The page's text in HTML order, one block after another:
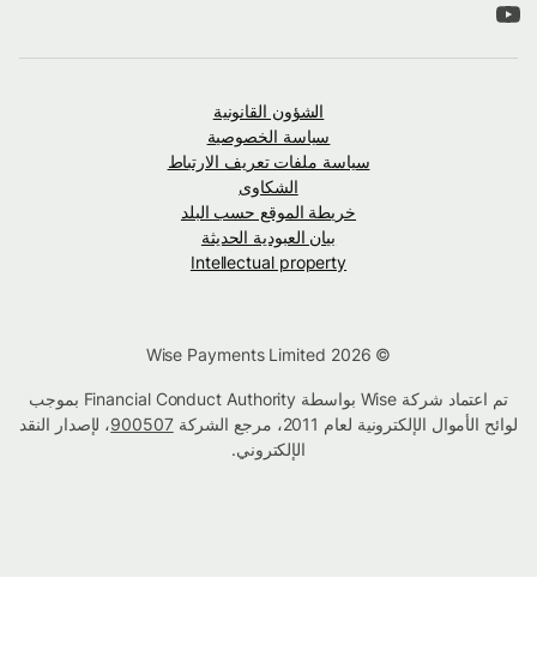
الشؤون القانونية
سياسة الخصوصية
سياسة ملفات تعريف الارتباط
الشكاوى
خريطة الموقع حسب البلد
بيان العبودية الحديثة
Intellectual property
تم اعتماد شركة Wise بواسطة Financial Conduct Authority بموجب
لوائح الأموال الإلكترونية لعام 2011، مرجع الشركة
900507، لإصدار النقد
الإلكتروني.